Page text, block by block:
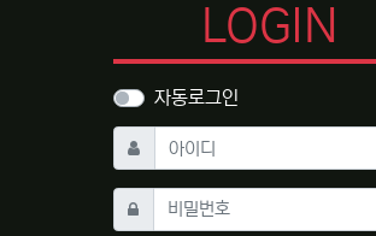
LOGIN
자동로그인
아이디 필수
비밀번호필수